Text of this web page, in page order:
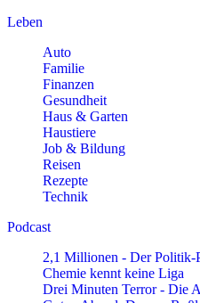
Leben
Auto
Familie
Finanzen
Gesundheit
Haus & Garten
Haustiere
Job & Bildung
Reisen
Rezepte
Technik
Podcast
2,1 Millionen - Der Politik-
Chemie kennt keine Liga
Drei Minuten Terror - Die